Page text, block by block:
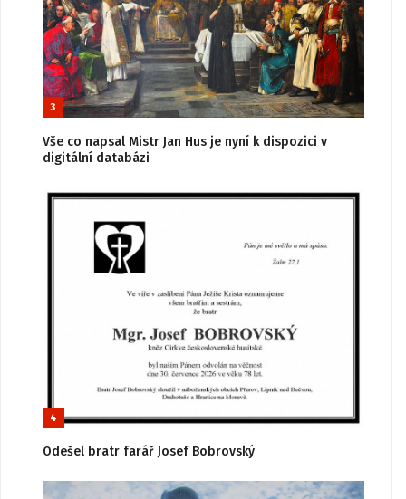
3
Vše co napsal Mistr Jan Hus je nyní k dispozici v
digitální databázi
4
Odešel bratr farář Josef Bobrovský